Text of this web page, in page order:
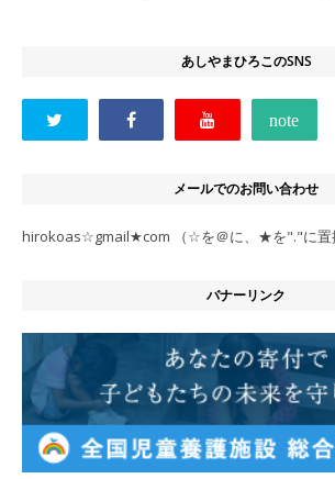
あしやまひろこのSNS
メールでのお問い合わせ
hirokoas☆gmail★com （☆を＠に、★を"."に置
バナーリンク